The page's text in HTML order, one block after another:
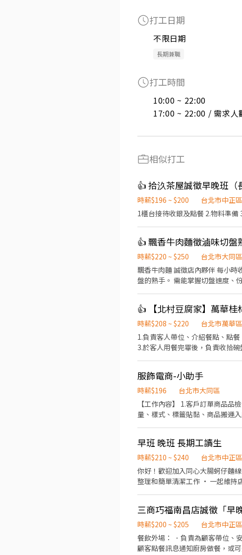
打工日期
不限日期
長期兼職
打工時間
10:00 ~ 22:00
17:00 ~ 22:00 / 需求人
相似打工
👍 拾汣茶屋誠徵早晚班（
時薪$196 ~ $200
台北市中正區
1櫃台接待收銀及點餐 2.物料準備
👍 飄香牛肉麵徵滷味切
時薪$220 ~ $250
台北市大同區
飄香牛肉麵 誠徵店內夥伴 每小時收入約 220～250 元｜培訓期基本時薪 200 元｜週日固定店休 重點需求 主要徵求會切滷味、切
盤的熟手。 需能掌握切盤速度、
後，依工作能力、出勤穩定度、
獎勵金。 每小時收入約 220～250 元，實際收入依工作表現、出勤狀況、排班配合及店內考核結果核發。 可穩定獨立站區、滷味
切盤熟練、配合度佳者，每小時收入可達約 250 元。 工作要求 希望你出勤穩定
會有基本訓練與簡易考核，主要看出勤、態度、速度、責
作區域或排班安排；如經評估不適合店內工作
👍 【北村豆腐家】萬華桂
時薪$208 ~ $220
台北市萬華區
1.負責客人帶位、介紹餐點、點
3.於客人用餐完畢後，負責收拾
服飾電商-小助手
時薪$196
台北市大同區
【工作內容】 1.客戶訂單商品品檢包裝出貨、售後退貨處理。 2.倉儲商品數量盤點、歸位與環境整潔維護。 3.進貨商品驗收數
量、樣式、標籤貼黏、商品搬運
理心、細心、組織力、團隊合作
具抗壓性 - 專業的工作態度 ✔有相關經驗者佳 電商品牌官方網站 www.lovso.com.tw Instagram｜
早班 晚班 長期工讀生
時薪$210 ~ $240
台北市中正區
你好！歡迎加入同心大腸蚵仔麵線的溫暖大家庭！ • 迎接和招呼顧客，讓大家有好心
整理和簡單清潔工作 • 一起維持店內整潔舒適 工作內容包含： ✔ 麵線製作 ✔ 炸物料理 ✔
度（有完整 SOP 教學，沒經驗
機動遞補前線生鮮食材打烊時負
三商巧福南昌店誠徵「早
時薪$200 ~ $205
台北市中正區
餐飲外場： ．負責為顧客帶位、
顧客點餐訊息通知廚房做餐，或